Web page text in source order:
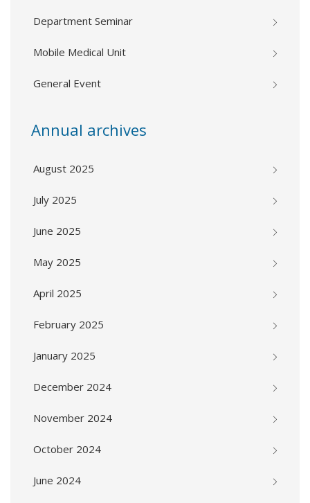
Department Seminar
Mobile Medical Unit
General Event
Annual archives
August 2025
July 2025
June 2025
May 2025
April 2025
February 2025
January 2025
December 2024
November 2024
October 2024
June 2024